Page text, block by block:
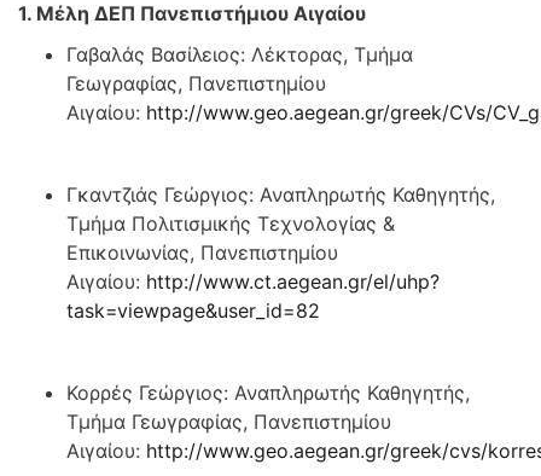
1. Μέλη ΔΕΠ Πανεπιστήμιου Αιγαίου
Γαβαλάς Βασίλειος: Λέκτορας, Τμήμα
Γεωγραφίας, Πανεπιστημίου
Αιγαίου: http://www.geo.aegean.gr/greek/CVs/
Γκαντζιάς Γεώργιος: Αναπληρωτής Καθηγητής,
Τμήμα Πολιτισμικής Τεχνολογίας &
Επικοινωνίας, Πανεπιστημίου
Αιγαίου: http://www.ct.aegean.gr/el/uhp?
task=viewpage&user_id=82
Κορρές Γεώργιος: Αναπληρωτής Καθηγητής,
Τμήμα Γεωγραφίας, Πανεπιστημίου
Αιγαίου: http://www.geo.aegean.gr/greek/cvs/